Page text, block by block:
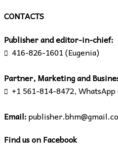
CONTACTS
Publisher and editor-in-chief:
 416-826-1601 (Eugenia)
Partner, Marketing and
 +1 561-814-8472,
Email:
Find us on Facebook